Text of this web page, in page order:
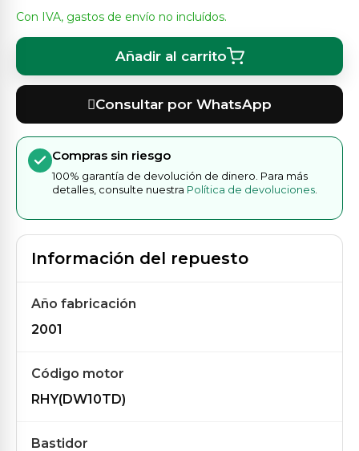
Con IVA, gastos de envío no incluídos.
Añadir al carrito
Consultar por WhatsApp
Compras sin riesgo
100% garantía de devolución de dinero. Para más
detalles, consulte nuestra Política de devoluciones
Información del repuesto
Año fabricación
2001
Código motor
RHY(DW10TD)
Bastidor